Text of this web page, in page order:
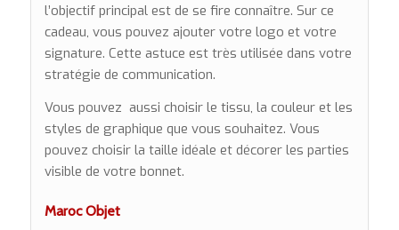
l’objectif principal est de se fire connaître. Sur ce
cadeau, vous pouvez ajouter votre logo et votre
signature. Cette astuce est très utilisée dans votre
stratégie de communication.
Vous pouvez aussi choisir le tissu, la couleur et les
styles de graphique que vous souhaitez. Vous
pouvez choisir la taille idéale et décorer les parties
visible de votre bonnet.
Maroc Objet